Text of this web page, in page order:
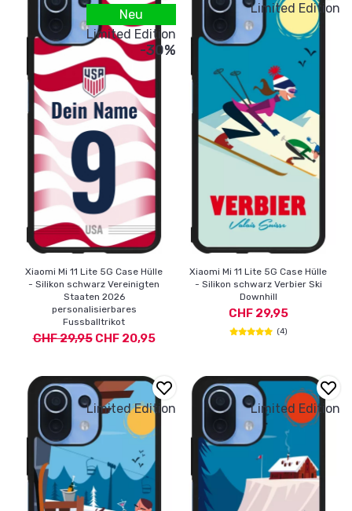
Xiaomi Mi 11 Lite 5G Case Hülle
- Silikon schwarz Vereinigten
Staaten 2026
personalisierbares
Fussballtrikot
CHF 29,95CHF 20,95
Neu
Limited Edition
-30%
Xiaomi Mi 11 Lite 5G Case Hülle
- Silikon schwarz Verbier Ski
Downhill
CHF 29,95
(4)
Limited Edition
Limited Edition Limited Edition